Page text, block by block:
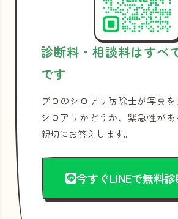
診断料・相談料はすべ
です
プロのシロアリ防除士が写真を
シロアリかどうか、緊急性が
親切にお答えします。
今すぐLINEで無料診